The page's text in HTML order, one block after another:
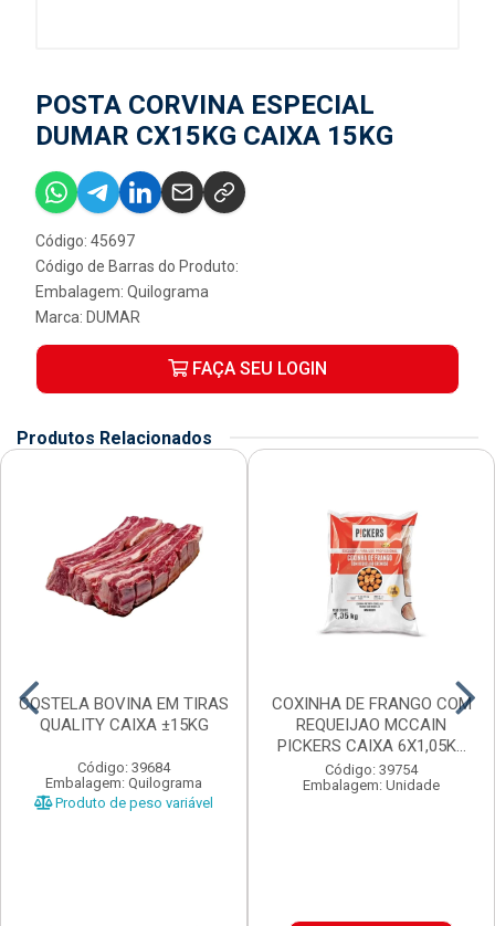
POSTA CORVINA ESPECIAL
DUMAR CX15KG CAIXA 15KG
Código: 45697
Código de Barras do Produto:
Embalagem: Quilograma
Marca: DUMAR
FAÇA SEU LOGIN
Produtos Relacionados
COSTELA BOVINA EM TIRAS
QUALITY CAIXA ±15KG
Código: 39684
Embalagem: Quilograma
Produto de peso variável
COXINHA DE FRANGO COM
REQUEIJAO MCCAIN
PICKERS CAIXA 6X1,05K...
Código: 39754
Embalagem: Unidade